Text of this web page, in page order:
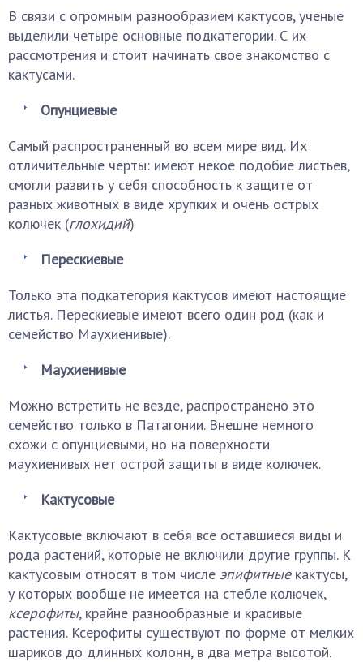
В связи с огромным разнообразием кактусов, ученые
выделили четыре основные подкатегории. С их
рассмотрения и стоит начинать свое знакомство с
кактусами.
Опунциевые
Самый распространенный во всем мире вид. Их
отличительные черты: имеют некое подобие листьев,
смогли развить у себя способность к защите от
разных животных в виде хрупких и очень острых
колючек (глохидий)
Перескиевые
Только эта подкатегория кактусов имеют настоящие
листья. Перескиевые имеют всего один род (как и
семейство Маухиенивые).
Маухиенивые
Можно встретить не везде, распространено это
семейство только в Патагонии. Внешне немного
схожи с опунциевыми, но на поверхности
маухиенивых нет острой защиты в виде колючек.
Кактусовые
Кактусовые включают в себя все оставшиеся виды и
рода растений, которые не включили другие группы. К
кактусовым относят в том числе эпифитныекактусы,
у которых вообще не имеется на стебле колючек,
ксерофиты, крайне разнообразные и красивые
растения. Ксерофиты существуют по форме от мелких
шариков до длинных колонн, в два метра высотой.